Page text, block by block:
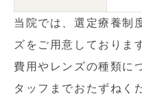
当院では、選定療養制
ズをご用意しておりま
費用やレンズの種類に
タッフまでおたずねく